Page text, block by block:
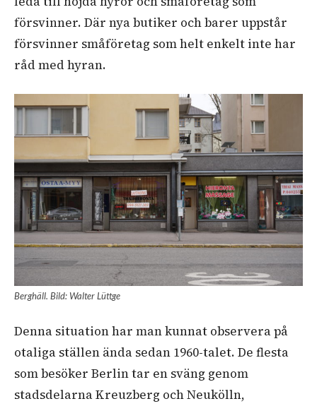
försvinner. Där nya butiker och barer uppstår
försvinner småföretag som helt enkelt inte har
råd med hyran.
Berghäll. Bild: Walter Lüttge
Denna situation har man kunnat observera på
otaliga ställen ända sedan 1960-talet. De flesta
som besöker Berlin tar en sväng genom
stadsdelarna Kreuzberg och Neukölln,